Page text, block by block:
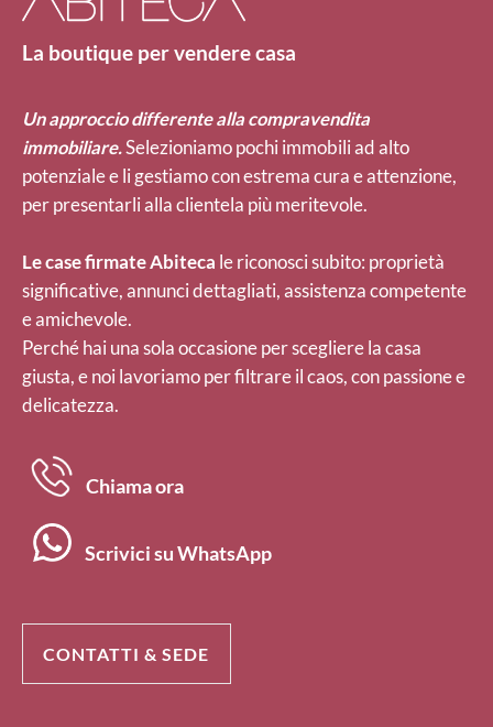
La boutique per vendere casa
Un approccio differente alla compravendita
immobiliare.Selezioniamo pochi immobili ad alto
potenziale e li gestiamo con estrema cura e attenzione,
per presentarli alla clientela più meritevole.
Le case firmate Abiteca le riconosci subito: proprietà
significative, annunci dettagliati, assistenza competente
e amichevole.
Perché hai una sola occasione per scegliere la casa
giusta, e noi lavoriamo per filtrare il caos, con passione e
delicatezza.
Chiama ora
Scrivici su WhatsApp
CONTATTI & SEDE